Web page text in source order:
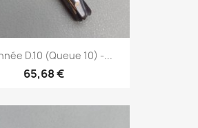
D.10 (Queue 10) -...
65,68 €